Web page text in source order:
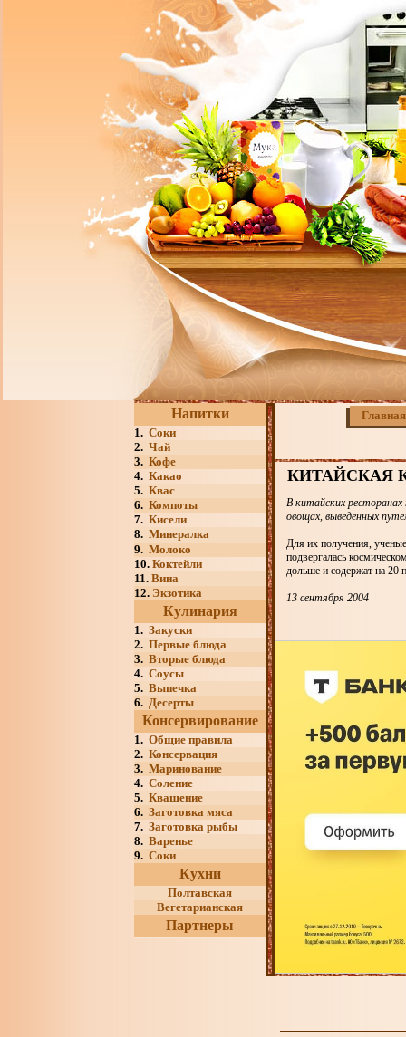
Напитки
1. Соки
2. Чай
3. Кофе
4. Какао
5. Квас
6. Компоты
7. Кисели
8. Минералка
9. Молоко
10. Коктейли
11. Вина
12. Экзотика
Кулинария
1. Закуски
2. Первые блюда
3. Вторые блюда
4. Соусы
5. Выпечка
6. Десерты
Консервирование
1. Общие правила
2. Консервация
3. Маринование
4. Соление
5. Квашение
6. Заготовка мяса
7. Заготовка рыбы
8. Варенье
9. Соки
Кухни
Полтавская
Вегетарианская
Партнеры
Главная
КИТАЙСКАЯ
В китайских ресторанах
овощах, выведенных
Для их получения,
подвергалась
дольше и содержат на 20
13 сентября 2004